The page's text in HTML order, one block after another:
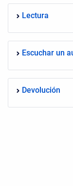
Lectura
Escuchar un
Devolución